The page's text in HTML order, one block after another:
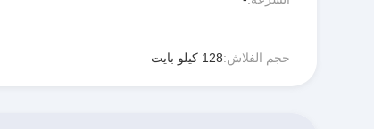
حجم الفلاش:128 كيلو بايت